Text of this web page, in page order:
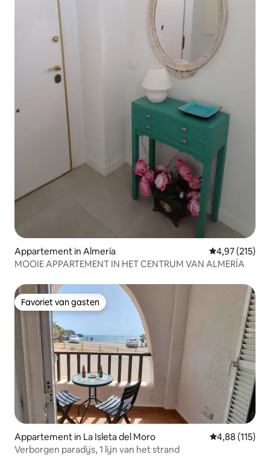
Appartement in Almería Gemiddelde
4,97 (215)
MOOIE APPARTEMENT IN HET CENTRUM VAN ALMERÍA
Favoriet van gasten
Favoriet van gasten
Appartement in La Isleta del Moro Gemiddelde
4,88 (115)
Verborgen paradijs, 1 lijn van het strand